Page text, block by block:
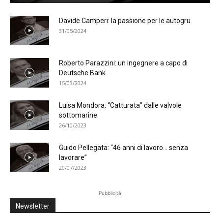
Davide Camperi: la passione per le autogru
31/05/2024
Roberto Parazzini: un ingegnere a capo di
Deutsche Bank
15/03/2024
Luisa Mondora: “Catturata” dalle valvole
sottomarine
26/10/2023
Guido Pellegata: “46 anni di lavoro… senza
lavorare”
20/07/2023
Pubblicità
Newsletter